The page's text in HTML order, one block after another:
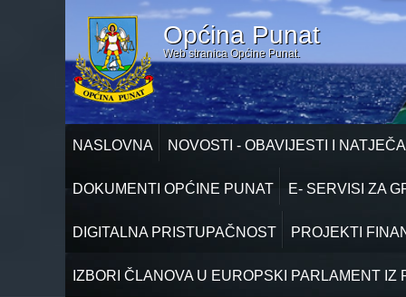
Općina Punat
Web stranica Općine Punat.
NASLOVNA NOVOSTI - OBAVIJESTI I
DOKUMENTI OPĆINE PUNAT E- SERVISI ZA
DIGITALNA PRISTUPAČNOST PROJEKTI
IZBORI ČLANOVA U EUROPSKI PARLAMENT